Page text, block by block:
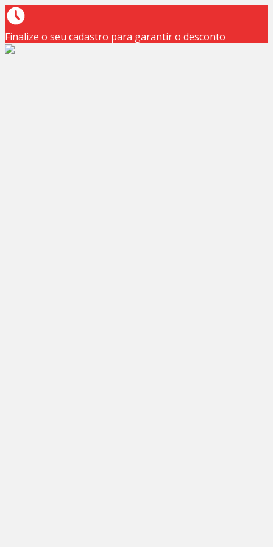
Finalize o seu cadastro para garantir o desconto